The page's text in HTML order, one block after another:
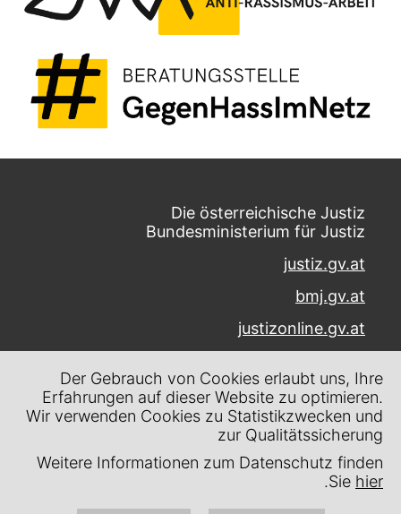
Die österreichische Justiz
Bundesministerium für Justiz
justiz.gv.at
bmj.gv.at
justizonline.gv.at
Museumstraße 7
1070 Wien
Kontakt
Impressum
Der Gebrauch von Cookies erlaubt uns, Ihre
Erfahrungen auf dieser Website zu optimieren.
Wir verwenden Cookies zu Statistikzwecken und
zur Qualitätssicherung
Weitere Informationen zum Datenschutz finden
Sie hier
.